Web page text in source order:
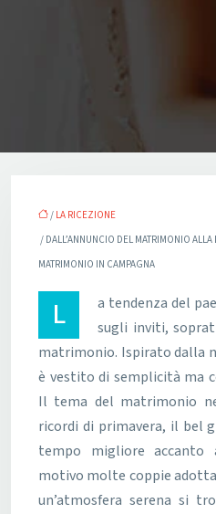
/ LA RICEZIONE
/ DALL’ANNUNCIO DEL MATRIMONIO
MATRIMONIO IN CAMPAGNA
La tendenza del paese e della natura appare
sugli inviti,
matrimonio. Ispirato dalla
è vestito di semplicità ma
Il tema del matrimonio
ricordi di primavera, il bel
tempo migliore accanto
motivo molte coppie
un’atmosfera serena si